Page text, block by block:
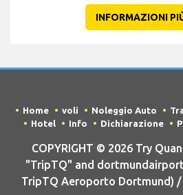
INFORMAZIONI
Home voli Noleggio Auto
Hotel
Info Dichiarazione
COPYRIGHT © 2026 Try
"TripTQ" and
TripTQ Aeroporto Dortmund) /